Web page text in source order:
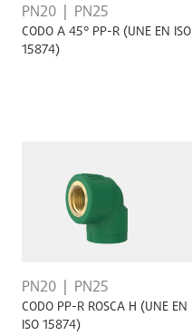
PN20 PN25
CODO A 45° PP-R (UNE EN ISO
15874)
PN20 PN25
CODO PP-R ROSCA H (UNE EN
ISO 15874)